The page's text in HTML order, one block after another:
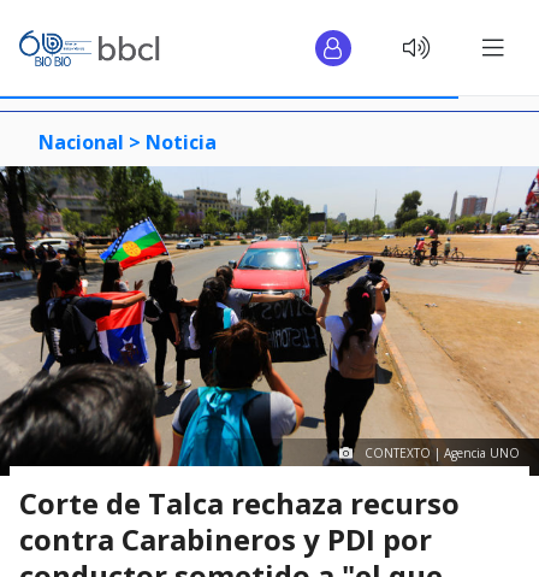
Nacional > Noticia
CONTEXTO | Agencia UNO
Corte de Talca rechaza recurso
contra Carabineros y PDI por